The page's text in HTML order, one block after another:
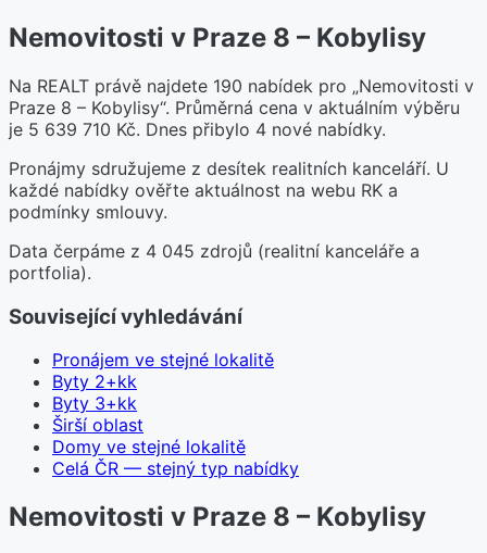
Nemovitosti v Praze 8 – Kobylisy
Na REALT právě najdete 190 nabídek pro „Nemovitosti v
Praze 8 – Kobylisy“. Průměrná cena v aktuálním výběru
je 5 639 710 Kč. Dnes přibylo 4 nové nabídky.
Pronájmy sdružujeme z desítek realitních kanceláří. U
každé nabídky ověřte aktuálnost na webu RK a
podmínky smlouvy.
Data čerpáme z 4 045 zdrojů (realitní kanceláře a
portfolia).
Související vyhledávání
Pronájem ve stejné lokalitě
Byty 2+kk
Byty 3+kk
Širší oblast
Domy ve stejné lokalitě
Celá ČR — stejný typ nabídky
Nemovitosti v Praze 8 – Kobylisy